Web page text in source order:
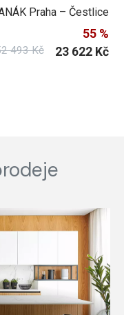
Praha – Čestlice
55 %
493 Kč 23 622 Kč